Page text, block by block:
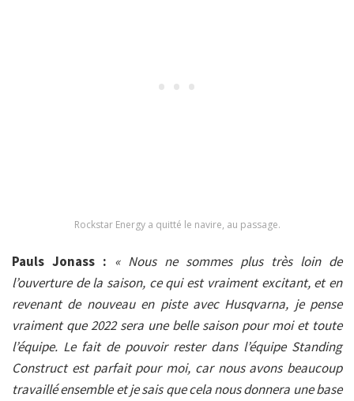
Rockstar Energy a quitté le navire, au passage.
Pauls Jonass : « Nous ne sommes plus très loin de
l’ouverture de la saison, ce qui est vraiment excitant, et en
revenant de nouveau en piste avec Husqvarna, je pense
vraiment que 2022 sera une belle saison pour moi et toute
l’équipe. Le fait de pouvoir rester dans l’équipe Standing
Construct est parfait pour moi, car nous avons beaucoup
travaillé ensemble et je sais que cela nous donnera une base